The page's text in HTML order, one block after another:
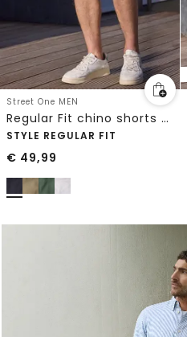
Street One MEN
Regular Fit chino shorts met zakken
STYLE REGULAR FIT
€ 49,99